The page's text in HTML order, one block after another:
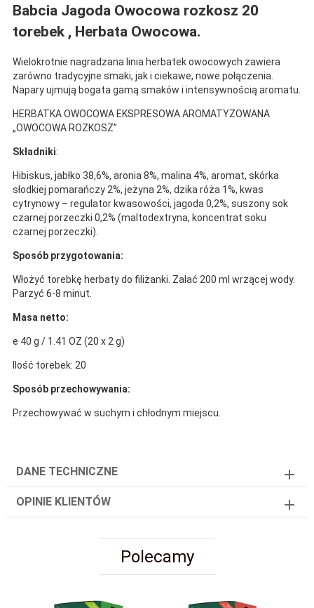
Babcia Jagoda Owocowa rozkosz 20
torebek , Herbata Owocowa.
Wielokrotnie nagradzana linia herbatek owocowych zawiera
zarówno tradycyjne smaki, jak i ciekawe, nowe połączenia.
Napary ujmują bogata gamą smaków i intensywnością aromatu.
HERBATKA OWOCOWA EKSPRESOWA AROMATYZOWANA
„OWOCOWA ROZKOSZ”
Składniki:
Hibiskus, jabłko 38,6%, aronia 8%, malina 4%, aromat, skórka
słodkiej pomarańczy 2%, jeżyna 2%, dzika róża 1%, kwas
cytrynowy – regulator kwasowości, jagoda 0,2%, suszony sok
czarnej porzeczki 0,2% (maltodextryna, koncentrat soku
czarnej porzeczki).
Sposób przygotowania:
Włożyć torebkę herbaty do filiżanki. Zalać 200 ml wrzącej wody.
Parzyć 6-8 minut.
Masa netto:
e 40 g / 1.41 OZ (20 x 2 g)
Ilość torebek: 20
Sposób przechowywania:
Przechowywać w suchym i chłodnym miejscu.
DANE TECHNICZNE
OPINIE KLIENTÓW
Polecamy